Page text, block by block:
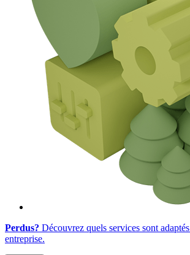
Perdus? Découvrez quels services sont adaptés
entreprise.